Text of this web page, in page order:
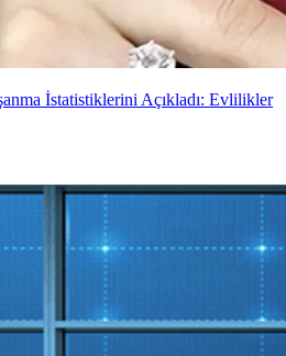
İstatistiklerini Açıkladı: Evlilikler